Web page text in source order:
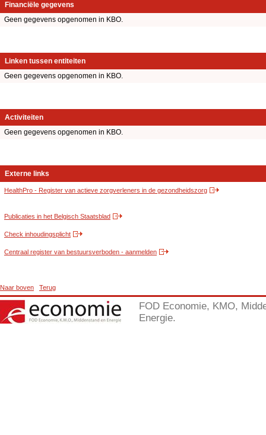
Financiële gegevens
Geen gegevens opgenomen in KBO.
Linken tussen entiteiten
Geen gegevens opgenomen in KBO.
Activiteiten
Geen gegevens opgenomen in KBO.
Externe links
HealthPro - Register van actieve zorgverleners in de gezondheidszorg
Publicaties in het Belgisch Staatsblad
Check inhoudingsplicht
Centraal register van bestuursverboden - aanmelden
Naar boven Terug
FOD Economie, KMO,
Energie.